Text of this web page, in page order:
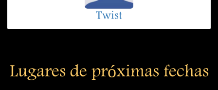
Twist
Lugares de próximas fechas